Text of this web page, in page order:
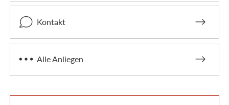
Kontakt
Alle Anliegen